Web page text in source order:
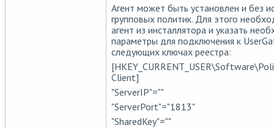
Агент может быть установлен и без
групповых политик. Для этого
агент из инсталлятора и указать
параметры для подключения к
следующих ключах реестра:
Client]
"ServerIP"=""
"ServerPort"="1813"
"SharedKey"=""